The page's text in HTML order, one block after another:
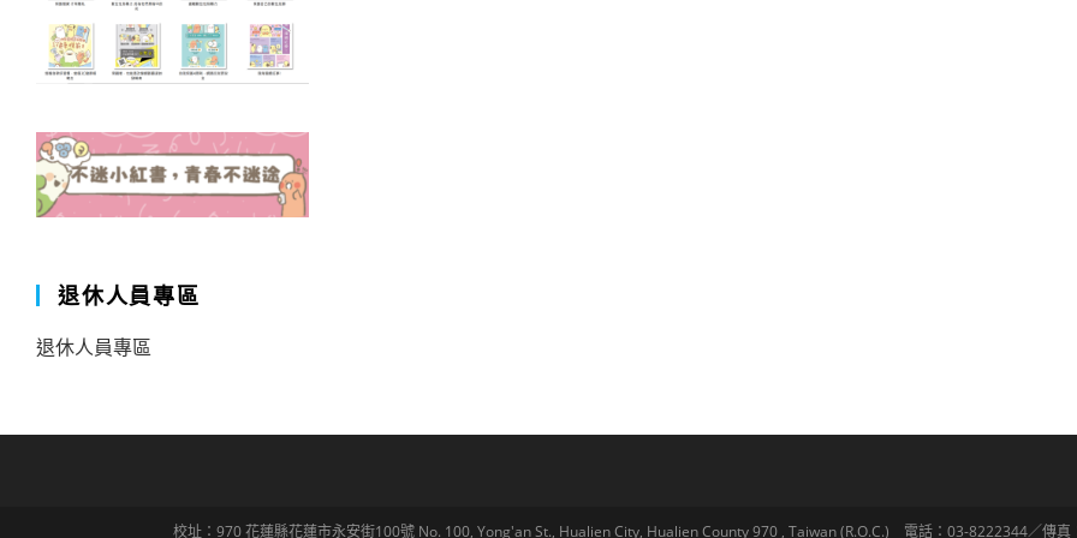
退休人員專區
退休人員專區
校址：970 花蓮縣花蓮市永安街100號 No. 100, Yong'an St., Hualien City, Hualien County 970 , Taiwan (R.O.C.) 電話：03-8222344／傳